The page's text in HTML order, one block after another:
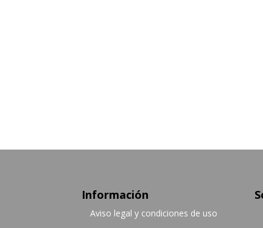
Información
Aviso legal y condiciones de uso